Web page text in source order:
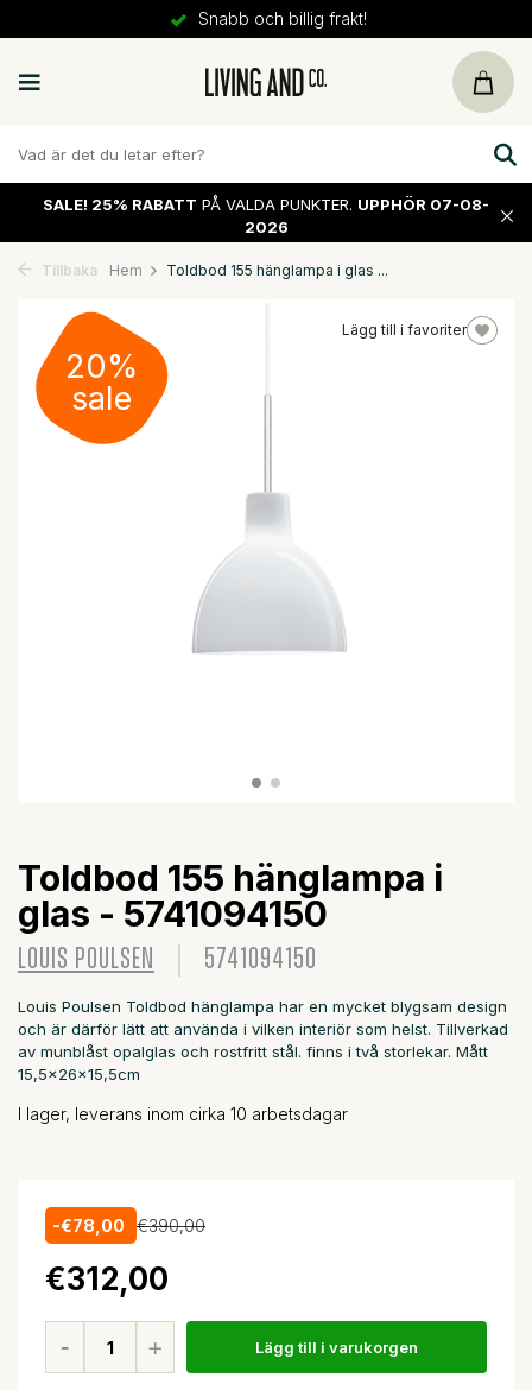
Snabb och billig frakt!
SALE! 25% RABATT PÅ VALDA PUNKTER. UPPHÖR 07-08-
2026
Tillbaka Hem Toldbod 155 hänglampa i glas ...
Lägg till i favoriter
20%
sale
Toldbod 155 hänglampa i
glas - 5741094150
LOUIS POULSEN 5741094150
Louis Poulsen Toldbod hänglampa har en mycket blygsam design
och är därför lätt att använda i vilken interiör som helst. Tillverkad
av munblåst opalglas och rostfritt stål. finns i två storlekar. Mått
15,5x26x15,5cm
I lager, leverans inom cirka 10 arbetsdagar
-€78,00 €390,00
€312,00
Lägg till i varukorgen